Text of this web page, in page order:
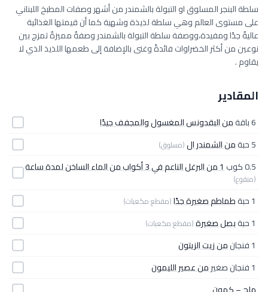
سلطة البنجر المسلوق او التبولة بالشمندر من أشهر وصفات المطبخ اللبناني
على مستوى العالم وهي سلطة لذيذة وشهية كما أن قيمتها الغذائية
عاليةٌ جدًا ومفيدة،ووصفة سلطة التبولة بالشمندر وصفةٌ مميزةٌ تمزج بين
نوعين من أكثر الخضراوات فائدةً وغنى بالإضافة إلى طعمها اللذيذ الذي لا
يقاوم .
المقادير
6 باقة
من البقدونس المغسول والمجفف جيدًا
5 حبة
من الشمندر ال(مسلوق)
0.5 كوب 1 من البرغل الناعم في 3 أكواب من الماء الساخن لمدة ساعة
(منقوع)
1 حبة طماطم صغيرة جدًا(مقطع مكعبات)
1 حبة بصل صغيرة(مقطع مكعبات)
1 فنجان
من زيت الزيتون
1 فنجان صغير
من عصير الليمون